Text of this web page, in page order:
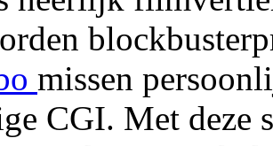
missen
CGI. Met deze